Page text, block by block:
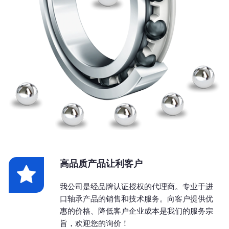
高品质产品让利客户
我公司是经品牌认证授权的代理商。专业于进
口轴承产品的销售和技术服务。向客户提供优
惠的价格、降低客户企业成本是我们的服务宗
旨，欢迎您的询价！